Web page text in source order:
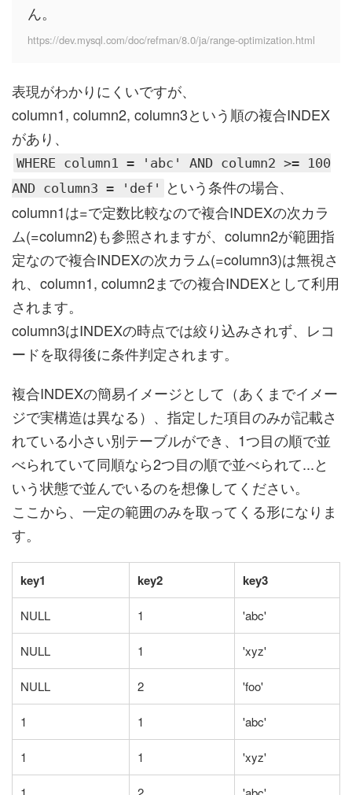
ん。
https://dev.mysql.com/doc/refman/8.0/ja/range-optimization.html
表現がわかりにくいですが、
column1, column2, column3という順の複合INDEX
があり、
WHERE column1 = 'abc' AND column2 >= 100
AND column3 = 'def'
という条件の場合、
column1は=で定数比較なので複合INDEXの次カラ
ム(=column2)も参照されますが、column2が範囲指
定なので複合INDEXの次カラム(=column3)は無視さ
れ、column1, column2までの複合INDEXとして利用
されます。
column3はINDEXの時点では絞り込みされず、レコ
ードを取得後に条件判定されます。
複合INDEXの簡易イメージとして（あくまでイメー
ジで実構造は異なる）、指定した項目のみが記載さ
れている小さい別テーブルができ、1つ目の順で並
べられていて同順なら2つ目の順で並べられて...と
いう状態で並んでいるのを想像してください。
ここから、一定の範囲のみを取ってくる形になりま
す。
key1 key2 key3
NULL 1 'abc'
NULL 1 'xyz'
NULL 2 'foo'
1 1 'abc'
1 1 'xyz'